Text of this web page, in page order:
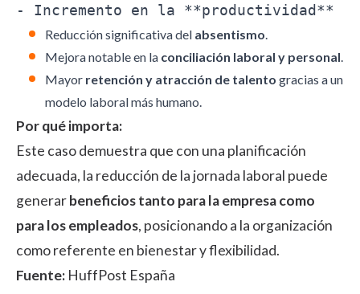
Reducción significativa del absentismo
Mejora notable en la conciliación laboral y personal
Mayor retención y atracción de talento gracias a un
modelo laboral más humano.
Por qué importa:
Este caso demuestra que con una planificación
adecuada, la reducción de la jornada laboral puede
generarbeneficios tanto para la empresa como
para los empleados, posicionando a la organización
como referente en bienestar y flexibilidad.
Fuente: HuffPost España